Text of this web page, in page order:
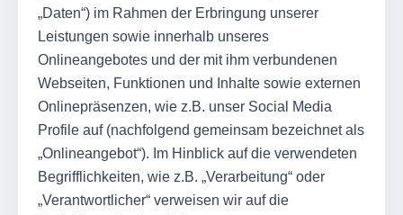
„Daten“) im Rahmen der Erbringung unserer
Leistungen sowie innerhalb unseres
Onlineangebotes und der mit ihm verbundenen
Webseiten, Funktionen und Inhalte sowie externen
Onlinepräsenzen, wie z.B. unser Social Media
Profile auf (nachfolgend gemeinsam bezeichnet als
„Onlineangebot“). Im Hinblick auf die verwendeten
Begrifflichkeiten, wie z.B. „Verarbeitung“ oder
„Verantwortlicher“ verweisen wir auf die